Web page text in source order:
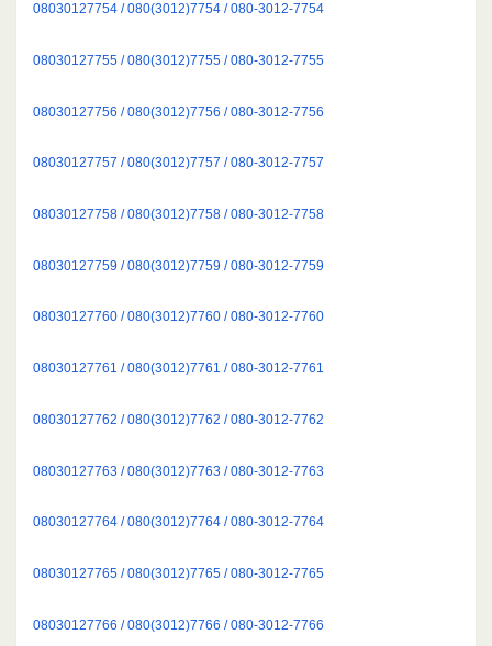
08030127754 / 080(3012)7754 / 080-3012-7754
08030127755 / 080(3012)7755 / 080-3012-7755
08030127756 / 080(3012)7756 / 080-3012-7756
08030127757 / 080(3012)7757 / 080-3012-7757
08030127758 / 080(3012)7758 / 080-3012-7758
08030127759 / 080(3012)7759 / 080-3012-7759
08030127760 / 080(3012)7760 / 080-3012-7760
08030127761 / 080(3012)7761 / 080-3012-7761
08030127762 / 080(3012)7762 / 080-3012-7762
08030127763 / 080(3012)7763 / 080-3012-7763
08030127764 / 080(3012)7764 / 080-3012-7764
08030127765 / 080(3012)7765 / 080-3012-7765
08030127766 / 080(3012)7766 / 080-3012-7766